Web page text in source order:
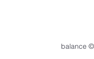
balance